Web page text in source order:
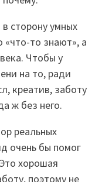
сторону умных
то знают», а
Чтобы у
на то, ради
креатив, заботу
ж без него.
реальных
очень бы помог
хорошая
поэтому не